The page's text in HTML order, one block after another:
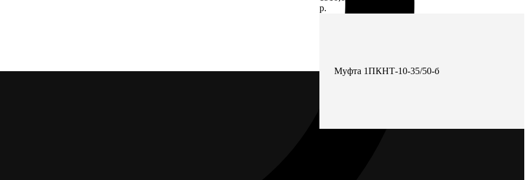
р.
Муфта 1ПКНТ-10-35/50-б